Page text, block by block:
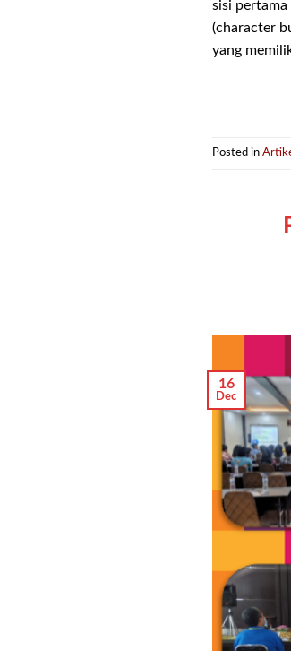
sisi
(character
yang
Posted in
16
Dec